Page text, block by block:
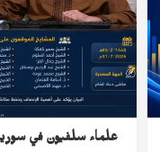
علماء سلفيون في